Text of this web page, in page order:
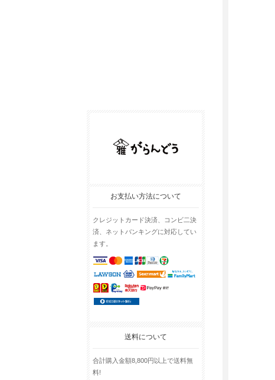
お支払い方法について
クレジットカード決済、コンビ二決
済、ネットバンキングに対応してい
ます。
送料について
合計購入金額8,800円以上で送料無
料!